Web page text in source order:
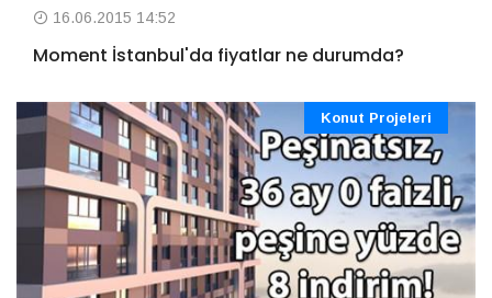
16.06.2015 14:52
Moment İstanbul'da fiyatlar ne durumda?
Konut Projeleri